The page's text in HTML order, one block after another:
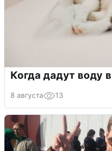
Когда дадут воду
8 августа 13